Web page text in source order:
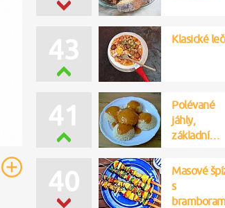
40
Masové
s
43 Klasické
41
Polévané
jáhly,
základní…